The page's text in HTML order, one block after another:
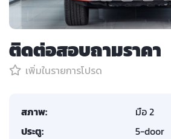
ติดต่อสอบถามราคา
เพิ่มในรายการโปรด
สภาพ:
มือ 2
ประตู:
5-door